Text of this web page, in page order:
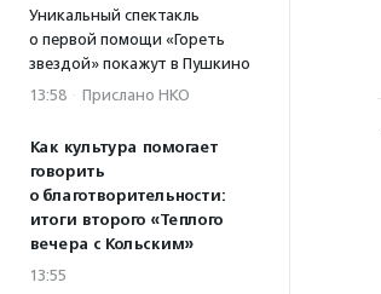
Уникальный спектакль
о первой помощи «Гореть
звездой» покажут в Пушкино
13:58 · Прислано НКО
Как культура помогает
говорить
о благотворительности:
итоги второго «Теплого
вечера с Кольским»
13:55